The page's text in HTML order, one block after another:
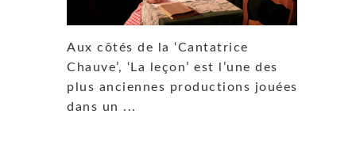
Aux côtés de la ‘Cantatrice
Chauve’, ‘La leçon’ est l’une des
plus anciennes productions jouées
dans un ...